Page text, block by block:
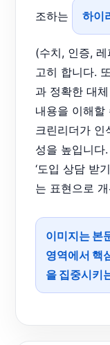
조하는 하이
(수치, 인증,
고히 합니다.
과 정확한 대
내용을 이해할
크린리더가 인
성을 높입니다.
‘도입 상담 받
는 표현으로
이미지는 본
영역에서 핵
을 집중시키